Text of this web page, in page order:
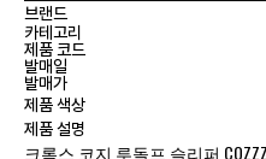
브랜드
카테고리
제품 코드
발매일
발매가
제품 색상
제품 설명
크록스 코지 루돌프 슬리퍼